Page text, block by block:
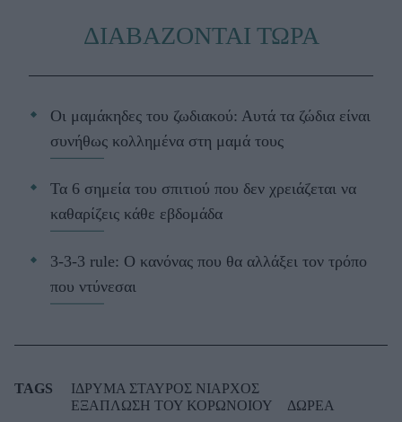
ΔΙΑΒΑΖΟΝΤΑΙ ΤΩΡΑ
Οι μαμάκηδες του ζωδιακού: Αυτά τα ζώδια είναι
συνήθως κολλημένα στη μαμά τους
Τα 6 σημεία του σπιτιού που δεν χρειάζεται να
καθαρίζεις κάθε εβδομάδα
3-3-3 rule: Ο κανόνας που θα αλλάξει τον τρόπο
που ντύνεσαι
TAGS
ΙΔΡΥΜΑ ΣΤΑΥΡΟΣ ΝΙΑΡΧΟΣ
ΕΞΑΠΛΩΣΗ ΤΟΥ ΚΟΡΩΝΟΙΟΥ
ΔΩΡΕΑ